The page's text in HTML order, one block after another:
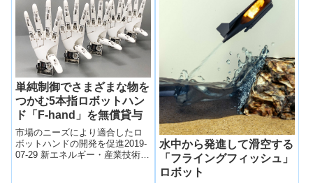
単純制御でさまざまな物を
つかむ5本指ロボットハン
ド「F-hand」を無償貸与
市場のニーズにより適合したロ
ボットハンドの開発を促進2019-
07-29 新エネルギー・産業技術総
水中から発進して滑空する
「フライングフィッシュ」
ロボット